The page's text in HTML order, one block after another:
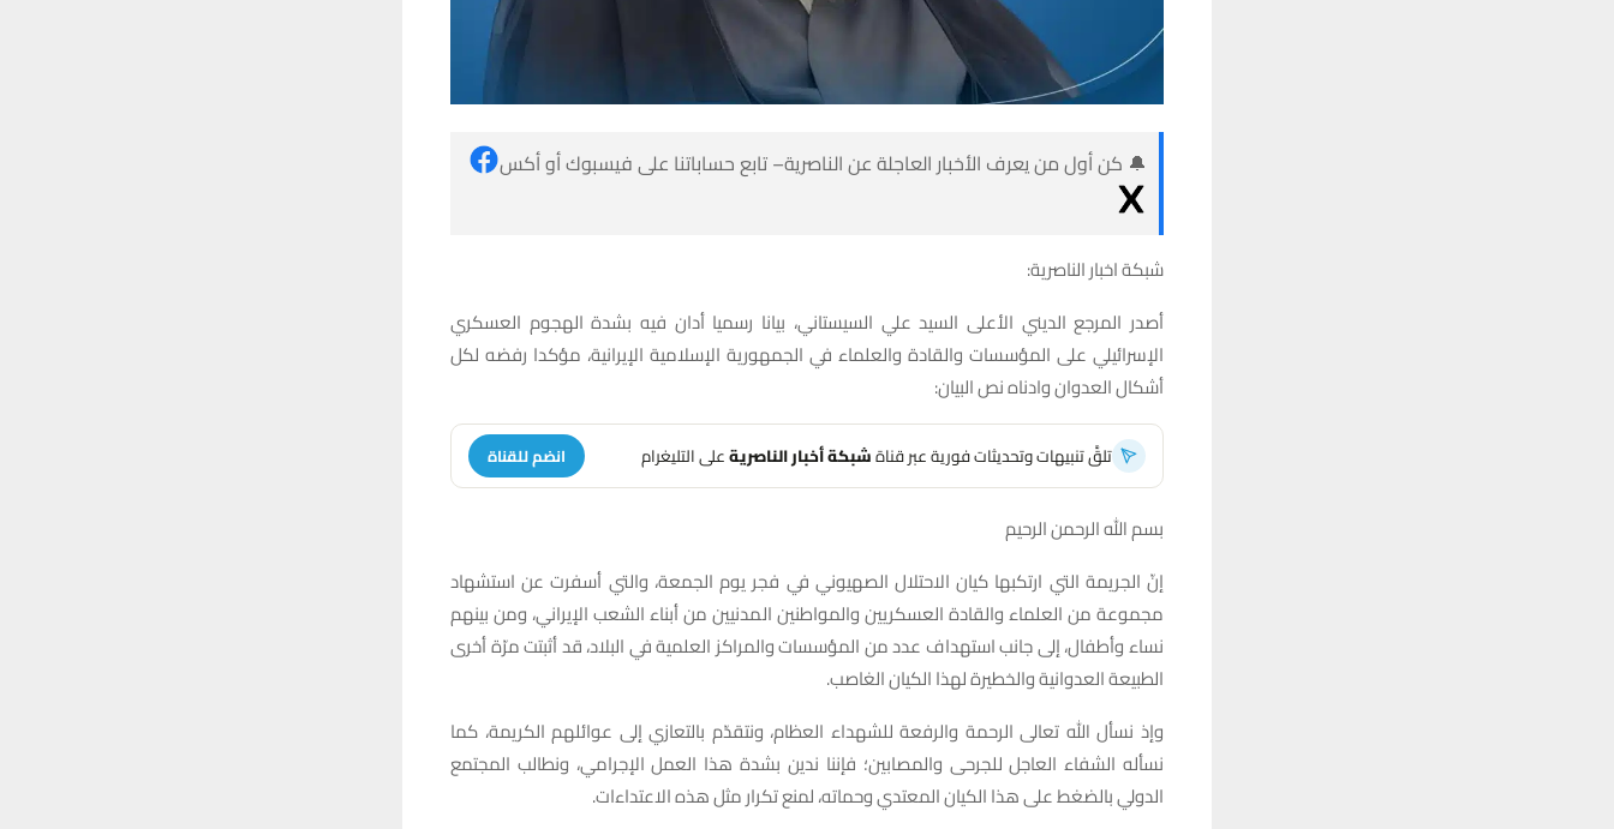
🔔 كن أول من يعرف الأخبار العاجلة عن الناصرية– تابع حساباتنا على فيسبوك أو أكس
شبكة اخبار الناصرية:
أصدر المرجع الديني الأعلى السيد علي السيستاني، بيانا رسميا أدان فيه بشدة الهجوم العسكري
الإسرائيلي على المؤسسات والقادة والعلماء في الجمهورية الإسلامية الإيرانية، مؤكدا رفضه لكل
أشكال العدوان وادناه نص البيان:
تلقَّ تنبيهات وتحديثات فورية عبر قناةشبكة أخبار الناصريةعلى التليغرام انضم للقناة
بسم الله الرحمن الرحيم
إنّ الجريمة التي ارتكبها كيان الاحتلال الصهيوني في فجر يوم الجمعة، والتي أسفرت عن استشهاد
مجموعة من العلماء والقادة العسكريين والمواطنين المدنيين من أبناء الشعب الإيراني، ومن بينهم
نساء وأطفال، إلى جانب استهداف عدد من المؤسسات والمراكز العلمية في البلاد، قد أثبتت مرّة أخرى
الطبيعة العدوانية والخطيرة لهذا الكيان الغاصب.
وإذ نسأل الله تعالى الرحمة والرفعة للشهداء العظام، ونتقدّم بالتعازي إلى عوائلهم الكريمة، كما
نسأله الشفاء العاجل للجرحى والمصابين؛ فإننا ندين بشدة هذا العمل الإجرامي، ونطالب المجتمع
الدولي بالضغط على هذا الكيان المعتدي وحماته، لمنع تكرار مثل هذه الاعتداءات.